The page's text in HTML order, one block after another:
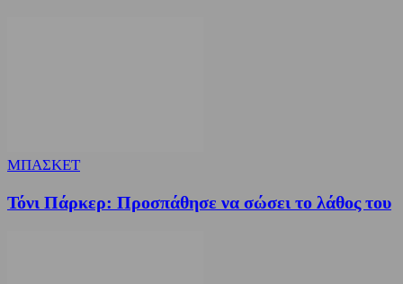
ΜΠΑΣΚΕΤ
Τόνι Πάρκερ: Προσπάθησε να σώσει το λάθος του